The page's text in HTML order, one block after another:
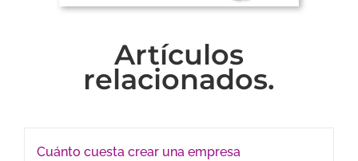
Artículos
relacionados.
Cuánto cuesta crear una empresa